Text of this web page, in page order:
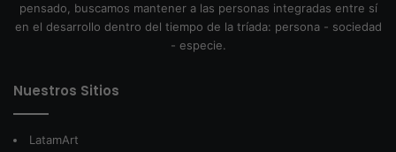
pensado, buscamos mantener a las personas integradas entre sí
en el desarrollo dentro del tiempo de la tríada: persona - sociedad
- especie.
Nuestros Sitios
LatamArt